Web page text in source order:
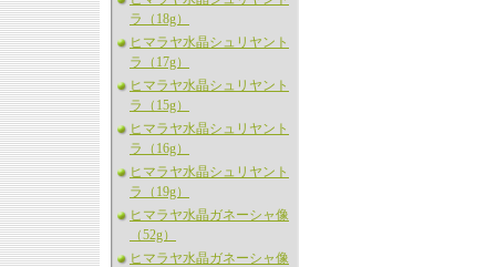
ラ（18g）
ヒマラヤ水晶シュリヤント
ラ（17g）
ヒマラヤ水晶シュリヤント
ラ（15g）
ヒマラヤ水晶シュリヤント
ラ（16g）
ヒマラヤ水晶シュリヤント
ラ（19g）
ヒマラヤ水晶ガネーシャ像
（52g）
ヒマラヤ水晶ガネーシャ像